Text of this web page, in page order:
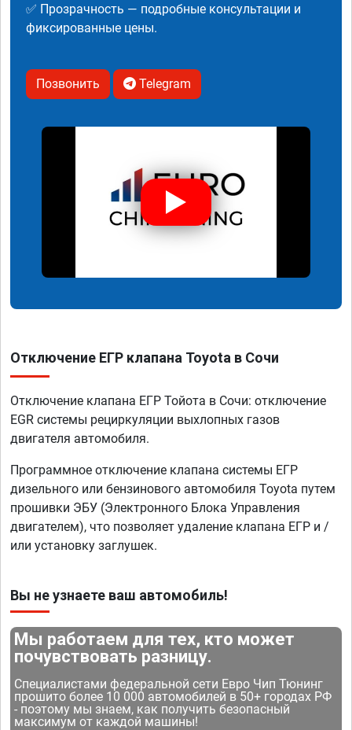
✅ Прозрачность — подробные консультации и
фиксированные цены.
Позвонить Telegram
Отключение ЕГР клапана Toyota в Сочи
Отключение клапана ЕГР Тойота в Сочи: отключение
EGR системы рециркуляции выхлопных газов
двигателя автомобиля.
Программное отключение клапана системы ЕГР
дизельного или бензинового автомобиля Toyota путем
прошивки ЭБУ (Электронного Блока Управления
двигателем), что позволяет удаление клапана ЕГР и /
или установку заглушек.
Вы не узнаете ваш автомобиль!
Мы работаем для тех, кто может
почувствовать разницу.
Специалистами федеральной сети Евро Чип Тюнинг
прошито более 10 000 автомобилей в 50+ городах РФ
- поэтому мы знаем, как получить безопасный
максимум от каждой машины!